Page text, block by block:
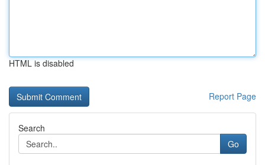
HTML is disabled
Report Page
Search
Go